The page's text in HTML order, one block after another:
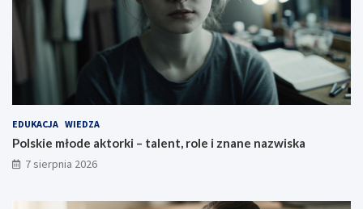
EDUKACJA WIEDZA
Polskie młode aktorki – talent, role i znane nazwiska
7 sierpnia 2026